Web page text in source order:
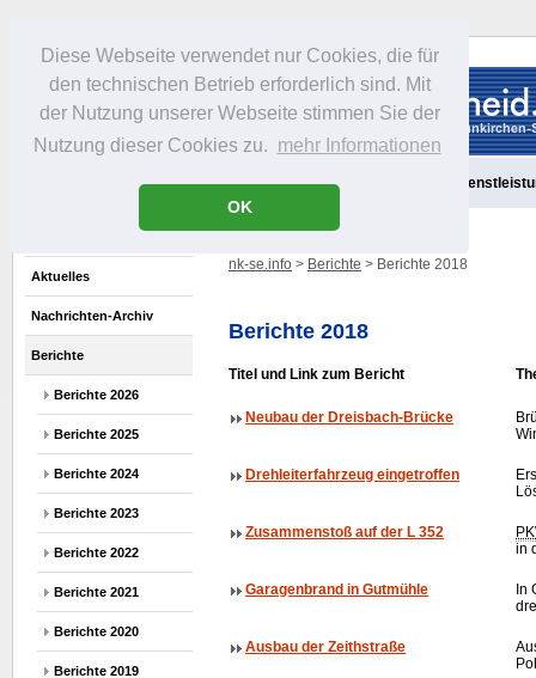
Diese Webseite verwendet nur Cookies, die für
den technischen Betrieb erforderlich sind. Mit
der Nutzung unserer Webseite stimmen Sie der
Nutzung dieser Cookies zu. mehr Informationen
OK
Portrait Freizeit Gastronomie
Aktuelles
Nachrichten-Archiv
Berichte
Berichte 2026
Berichte 2025
Berichte 2024
Berichte 2023
Berichte 2022
Berichte 2021
Berichte 2020
Berichte 2019
nk-se.info > Berichte > Berichte 2018
Berichte 2018
Titel und Link zum Bericht
Neubau der Dreisbach-Brücke
Drehleiterfahrzeug eingetroffen
Zusammenstoß auf der L 352
in
Garagenbrand in Gutmühle
In
Ausbau der Zeithstraße